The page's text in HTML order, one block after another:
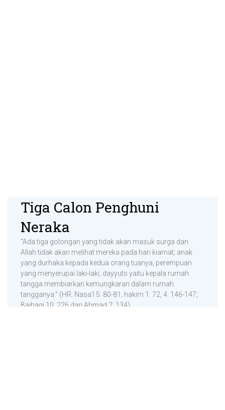
Tiga Calon Penghuni
Neraka
“Ada tiga golongan yang tidak akan masuk surga dan
Allah tidak akan melihat mereka pada hari kiamat; anak
yang durhaka kepada kedua orang tuanya, perempuan
yang menyerupai laki-laki, dayyuts yaitu kepala rumah
tangga membiarkan kemungkaran dalam rumah
tangganya.” (HR. Nasa’I 5: 80-81; hakim 1: 72, 4: 146-147;
Baihaqi 10: 226 dan Ahmad 2: 134)